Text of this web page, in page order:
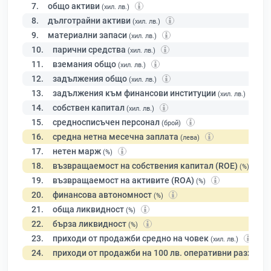
7. общо активи (хил. лв.)
8. дълготрайни активи (хил. лв.)
9. материални запаси (хил. лв.)
10. парични средства (хил. лв.)
11. вземания общо (хил. лв.)
12. задължения общо (хил. лв.)
13. задължения към финансови институции (хил. лв.)
14. собствен капитал (хил. лв.)
15. средносписъчен персонал (брой)
16. средна нетна месечна заплата (лева)
17. нетен марж (%)
18. възвращаемост на собствения капитал (ROE) (%)
19. възвращаемост на активите (ROA) (%)
20. финансова автономност (%)
21. обща ликвидност (%)
22. бърза ликвидност (%)
23. приходи от продажби средно на човек (хил. лв.)
24. приходи от продажби на 100 лв. оперативни разходи